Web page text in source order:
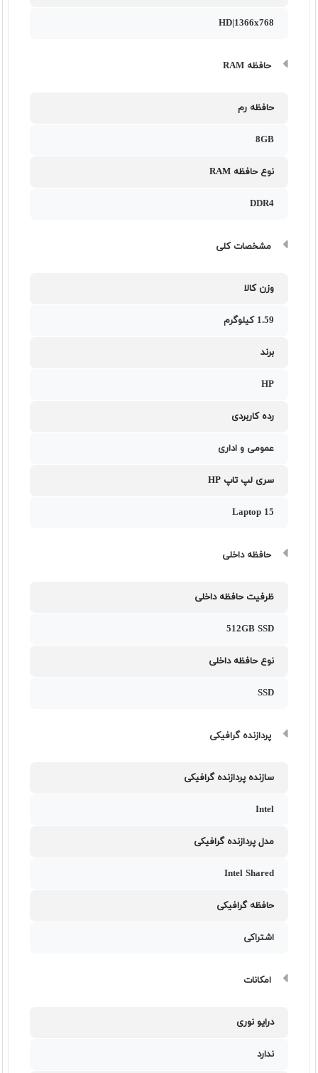
HD|1366x768
حافظه RAM
حافظه رم
8GB
نوع حافظه RAM
DDR4
مشخصات کلی
وزن کالا
1.59 کیلوگرم
برند
HP
رده کاربردی
عمومی و اداری
سری لپ تاپ HP
Laptop 15
حافظه داخلی
ظرفیت حافظه داخلی
512GB SSD
نوع حافظه داخلی
SSD
پردازنده گرافیکی
سازنده پردازنده گرافیکی
Intel
مدل پردازنده گرافیکی
Intel Shared
حافظه گرافیکی
اشتراکی
امکانات
درایو نوری
ندارد